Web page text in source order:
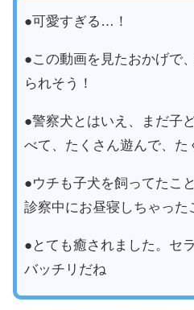
●可愛すぎる…！
●この動画を見たおかげで
られそう！
●警察犬とはいえ、まだ子
べて、たくさん遊んで、た
●ウチも子犬を飼ってたこ
診察中にお昼寝しちゃった
●とても癒されました。セ
バッチリだね